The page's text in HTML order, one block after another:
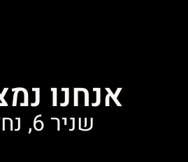
אנחנו
שניר 6, נחלים